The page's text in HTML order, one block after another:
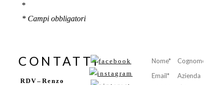
*
* Campi obbligatori
CONTATTI
RDV – Renzo